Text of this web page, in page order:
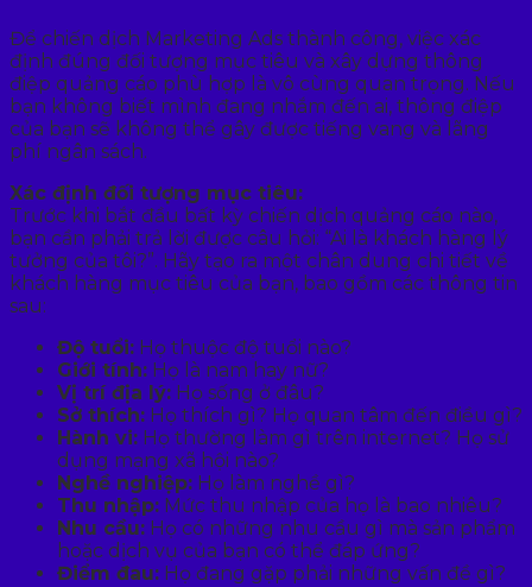
Để chiến dịch Marketing Ads thành công, việc xác
định đúng đối tượng mục tiêu và xây dựng thông
điệp quảng cáo phù hợp là vô cùng quan trọng. Nếu
bạn không biết mình đang nhắm đến ai, thông điệp
của bạn sẽ không thể gây được tiếng vang và lãng
phí ngân sách.
Xác định đối tượng mục tiêu:
Trước khi bắt đầu bất kỳ chiến dịch quảng cáo nào,
bạn cần phải trả lời được câu hỏi: “Ai là khách hàng lý
tưởng của tôi?”. Hãy tạo ra một chân dung chi tiết về
khách hàng mục tiêu của bạn, bao gồm các thông tin
sau:
Độ tuổi: Họ thuộc độ tuổi nào?
Giới tính: Họ là nam hay nữ?
Vị trí địa lý: Họ sống ở đâu?
Sở thích: Họ thích gì? Họ quan tâm đến điều gì?
Hành vi: Họ thường làm gì trên internet? Họ sử
dụng mạng xã hội nào?
Nghề nghiệp: Họ làm nghề gì?
Thu nhập: Mức thu nhập của họ là bao nhiêu?
Nhu cầu: Họ có những nhu cầu gì mà sản phẩm
hoặc dịch vụ của bạn có thể đáp ứng?
Điểm đau: Họ đang gặp phải những vấn đề gì?